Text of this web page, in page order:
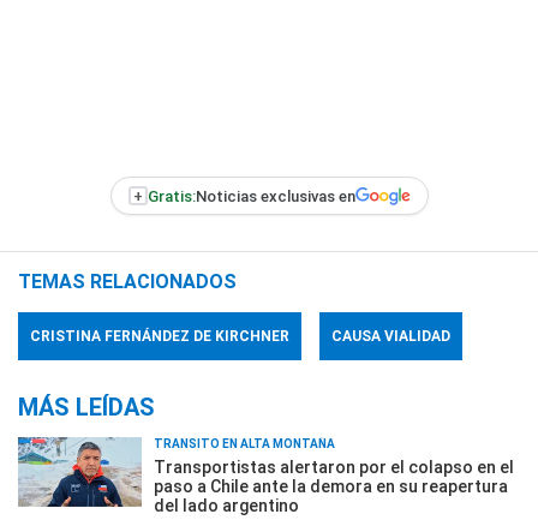
+ Gratis:Noticias exclusivas en
TEMAS RELACIONADOS
CRISTINA FERNÁNDEZ DE KIRCHNER CAUSA VIALIDAD
MÁS LEÍDAS
TRÁNSITO EN ALTA MONTAÑA
Transportistas alertaron por el colapso en el
paso a Chile ante la demora en su reapertura
del lado argentino